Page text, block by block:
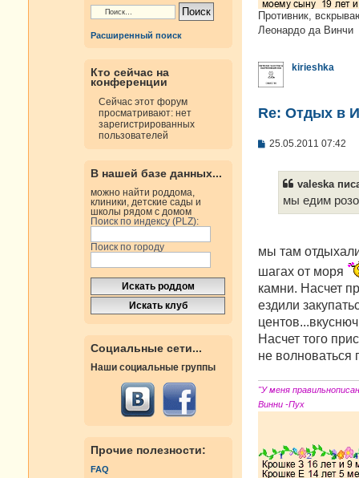
Расширенный поиск
Кто сейчас на
конференции
Сейчас этот форум
просматривают: нет
зарегистрированных
пользователей
В нашей базе данных...
можно найти роддома,
клиники, детские сады и
школы рядом с домом
Поиск по индексу (PLZ):
Поиск по городу
Социальные сети...
Наши социальные группы
Прочие полезности:
FAQ
Противник,
Леонардо да Винчи
kirieshka
Re: Отдых в
С
25.05.2011 07:42
valeska
мы едим
мы там
шагах от моря
камни. Насчет
ездили
Насчет того
не волноваться
"У меня
Винни -Пух